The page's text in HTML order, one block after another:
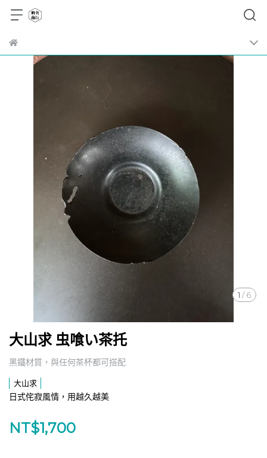
1 / 6
大山求 虫喰い茶托
黑鐵材質，與任何茶杯都可搭配
大山求
日式侘寂風情，用越久越美
NT$1,700